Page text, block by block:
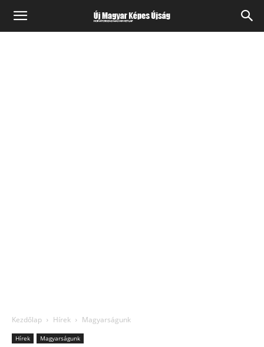
Kezdőlap Hírek Magyarságunk
Hírek Magyarságunk